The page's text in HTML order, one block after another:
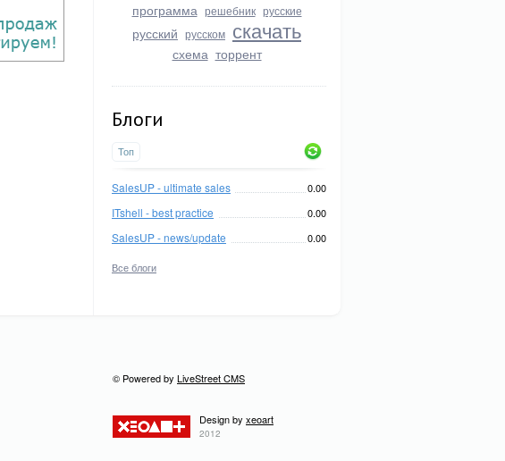
программа решебник русские
русский русском скачать
схема торрент
Блоги
Топ
SalesUP - ultimate sales 0.00
ITshell - best practice 0.00
SalesUP - news/update 0.00
Все блоги
© Powered by LiveStreet CMS
Design by xeoart
2012